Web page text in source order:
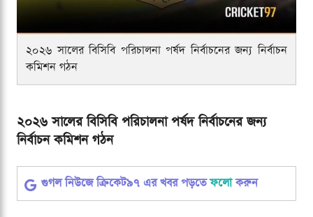
২০২৬ সালের বিসিবি পরিচালনা পর্ষদ নির্বাচনের জন্য নির্বাচন
কমিশন গঠন
২০২৬ সালের বিসিবি পরিচালনা পর্ষদ নির্বাচনের জন্য
নির্বাচন কমিশন গঠন
গুগল নিউজে ক্রিকেট৯৭ এর খবর পড়তেফলোকরুন